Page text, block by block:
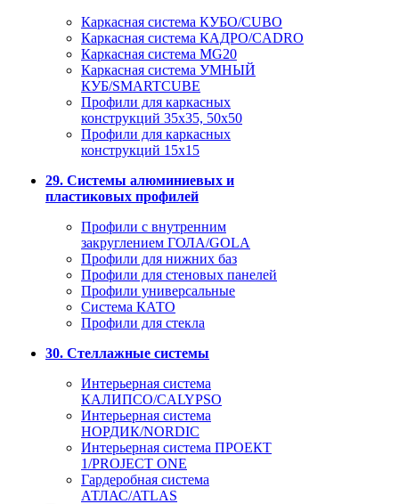
Каркасная система КУБО/CUBO
Каркасная система КАДРО/CADRO
Каркасная система MG20
Каркасная система УМНЫЙ
КУБ/SMARTCUBE
Профили для каркасных
конструкций 35x35, 50x50
Профили для каркасных
конструкций 15х15
29. Системы алюминиевых и
пластиковых профилей
Профили с внутренним
закруглением ГОЛА/GOLA
Профили для нижних баз
Профили для стеновых панелей
Профили универсальные
Система КАТО
Профили для стекла
30. Стеллажные системы
Интерьерная система
КАЛИПСО/CALYPSO
Интерьерная система
НОРДИК/NORDIC
Интерьерная система ПРОЕКТ
1/PROJECT ONE
Гардеробная система
АТЛАС/ATLAS